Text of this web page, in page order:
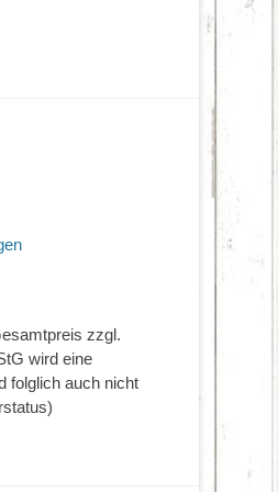
zzgl.
wird eine
folglich auch nicht